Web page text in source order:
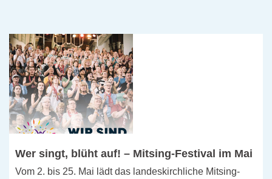
Wer singt, blüht auf! – Mitsing-Festival im Mai
Vom 2. bis 25. Mai lädt das landeskirchliche Mitsing-